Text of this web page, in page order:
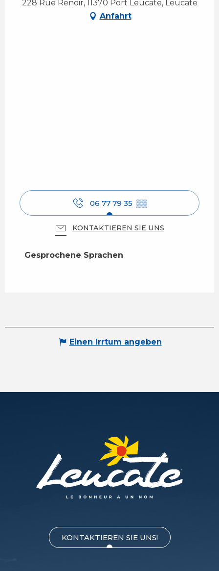
228 Rue Renoir, 11370 Port Leucate, Leucate
Anfahrt
06 77 79 35 ▒▒
KONTAKTIEREN SIE UNS
Gesprochene Sprachen
Gesprochene Sprachen
Einen Irrtum angeben
KONTAKTIEREN SIE UNS!